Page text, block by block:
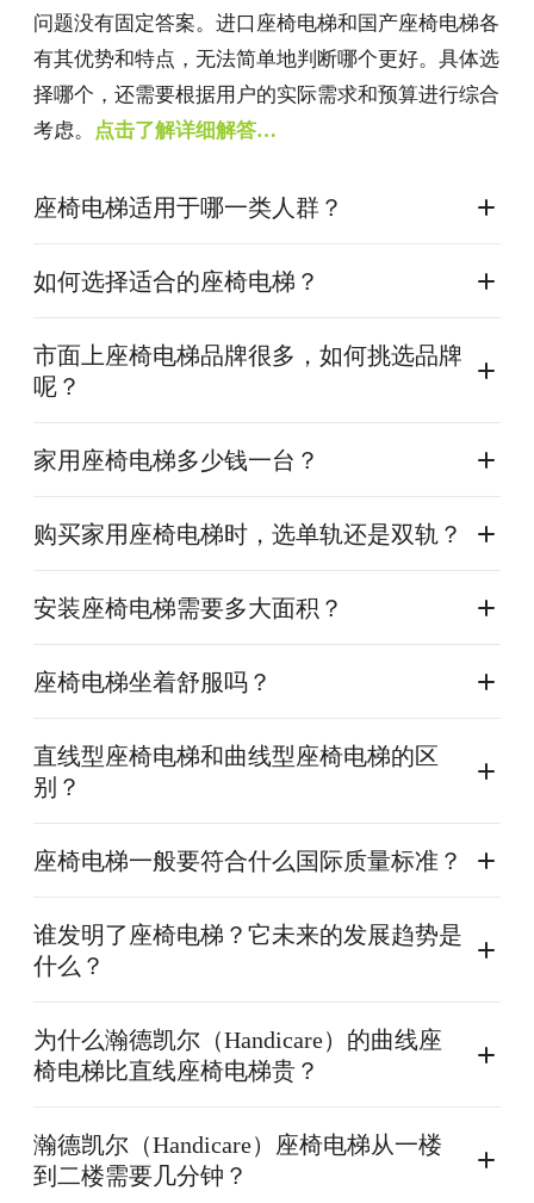
问题没有固定答案。进口座椅电梯和国产座椅电梯各
有其优势和特点，无法简单地判断哪个更好。具体选
择哪个，还需要根据用户的实际需求和预算进行综合
考虑。
点击了解详细解答…
座椅电梯适用于哪一类人群？
如何选择适合的座椅电梯？
市面上座椅电梯品牌很多，如何挑选品牌
呢？
家用座椅电梯多少钱一台？
购买家用座椅电梯时，选单轨还是双轨？
安装座椅电梯需要多大面积？
座椅电梯坐着舒服吗？
直线型座椅电梯和曲线型座椅电梯的区
别？
座椅电梯一般要符合什么国际质量标准？
谁发明了座椅电梯？它未来的发展趋势是
什么？
为什么瀚德凯尔（Handicare）的曲线座
椅电梯比直线座椅电梯贵？
瀚德凯尔（Handicare）座椅电梯从一楼
到二楼需要几分钟？